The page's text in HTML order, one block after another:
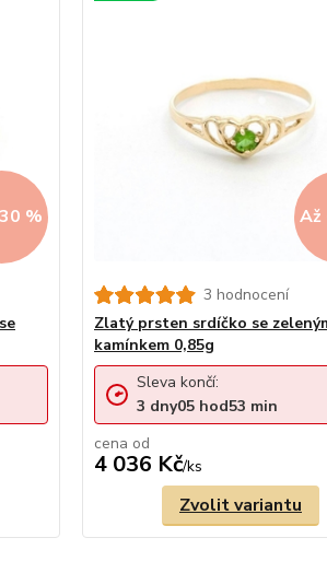
% Až
3 hodnocení
Zlatý prsten srdíčko se
kamínkem 0,85g
cena od
4 036 Kč/ks
Sleva končí:
3 dny05 hod53 min
Zvolit variantu